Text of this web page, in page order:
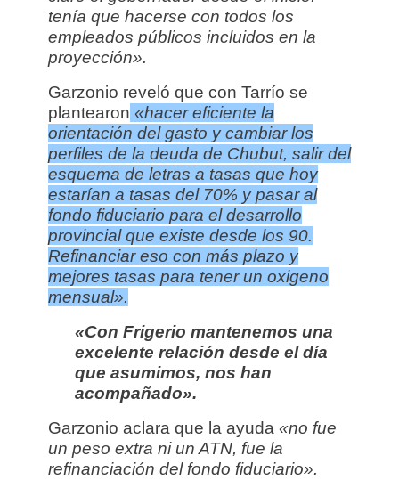
tenía que hacerse con todos los
empleados públicos incluidos en la
proyección».
Garzonio reveló que con Tarrío se
plantearon «hacer eficiente la
orientación del gasto y cambiar los
perfiles de la deuda de Chubut, salir del
esquema de letras a tasas que hoy
estarían a tasas del 70% y pasar al
fondo fiduciario para el desarrollo
provincial que existe desde los 90.
Refinanciar eso con más plazo y
mejores tasas para tener un oxigeno
mensual».
«Con Frigerio mantenemos una
excelente relación desde el día
que asumimos, nos han
acompañado».
Garzonio aclara que la ayuda «no fue
un peso extra ni un ATN, fue la
refinanciación del fondo fiduciario».